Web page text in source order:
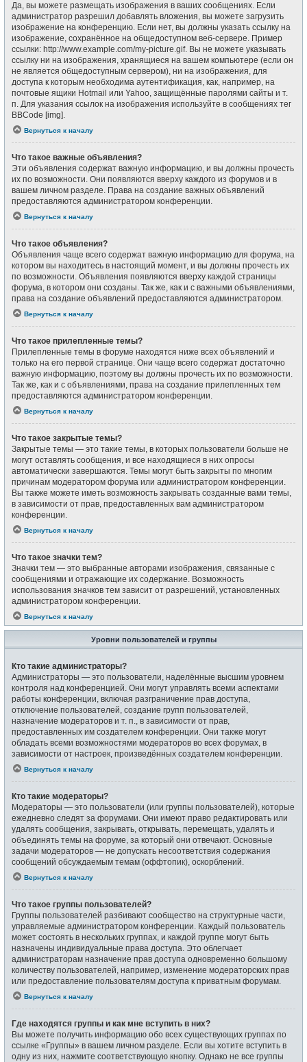
Да, вы можете размещать изображения в ваших сообщениях. Если
администратор разрешил добавлять вложения, вы можете загрузить
изображение на конференцию. Если нет, вы должны указать ссылку на
изображение, сохранённое на общедоступном веб-сервере. Пример
ссылки: http://www.example.com/my-picture.gif. Вы не можете указывать
ссылку ни на изображения, хранящиеся на вашем компьютере (если он
не является общедоступным сервером), ни на изображения, для
доступа к которым необходима аутентификация, как, например, на
почтовые ящики Hotmail или Yahoo, защищённые паролями сайты и т.
п. Для указания ссылок на изображения используйте в сообщениях тег
BBCode [img].
Вернуться к началу
Что такое важные объявления?
Эти объявления содержат важную информацию, и вы должны прочесть
их по возможности. Они появляются вверху каждого из форумов и в
вашем личном разделе. Права на создание важных объявлений
предоставляются администратором конференции.
Вернуться к началу
Что такое объявления?
Объявления чаще всего содержат важную информацию для форума, на
котором вы находитесь в настоящий момент, и вы должны прочесть их
по возможности. Объявления появляются вверху каждой страницы
форума, в котором они созданы. Так же, как и с важными объявлениями,
права на создание объявлений предоставляются администратором.
Вернуться к началу
Что такое прилепленные темы?
Прилепленные темы в форуме находятся ниже всех объявлений и
только на его первой странице. Они чаще всего содержат достаточно
важную информацию, поэтому вы должны прочесть их по возможности.
Так же, как и с объявлениями, права на создание прилепленных тем
предоставляются администратором конференции.
Вернуться к началу
Что такое закрытые темы?
Закрытые темы — это такие темы, в которых пользователи больше не
могут оставлять сообщения, и все находящиеся в них опросы
автоматически завершаются. Темы могут быть закрыты по многим
причинам модератором форума или администратором конференции.
Вы также можете иметь возможность закрывать созданные вами темы,
в зависимости от прав, предоставленных вам администратором
конференции.
Вернуться к началу
Что такое значки тем?
Значки тем — это выбранные авторами изображения, связанные с
сообщениями и отражающие их содержание. Возможность
использования значков тем зависит от разрешений, установленных
администратором конференции.
Вернуться к началу
Уровни пользователей и группы
Кто такие администраторы?
Администраторы — это пользователи, наделённые высшим уровнем
контроля над конференцией. Они могут управлять всеми аспектами
работы конференции, включая разграничение прав доступа,
отключение пользователей, создание групп пользователей,
назначение модераторов и т. п., в зависимости от прав,
предоставленных им создателем конференции. Они также могут
обладать всеми возможностями модераторов во всех форумах, в
зависимости от настроек, произведённых создателем конференции.
Вернуться к началу
Кто такие модераторы?
Модераторы — это пользователи (или группы пользователей), которые
ежедневно следят за форумами. Они имеют право редактировать или
удалять сообщения, закрывать, открывать, перемещать, удалять и
объединять темы на форуме, за который они отвечают. Основные
задачи модераторов — не допускать несоответствия содержания
сообщений обсуждаемым темам (оффтопик), оскорблений.
Вернуться к началу
Что такое группы пользователей?
Группы пользователей разбивают сообщество на структурные части,
управляемые администратором конференции. Каждый пользователь
может состоять в нескольких группах, и каждой группе могут быть
назначены индивидуальные права доступа. Это облегчает
администраторам назначение прав доступа одновременно большому
количеству пользователей, например, изменение модераторских прав
или предоставление пользователям доступа к приватным форумам.
Вернуться к началу
Где находятся группы и как мне вступить в них?
Вы можете получить информацию обо всех существующих группах по
ссылке «Группы» в вашем личном разделе. Если вы хотите вступить в
одну из них, нажмите соответствующую кнопку. Однако не все группы